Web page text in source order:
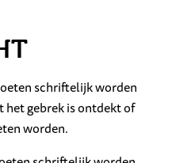
schriftelijk worden
het gebrek is ontdekt of
worden.